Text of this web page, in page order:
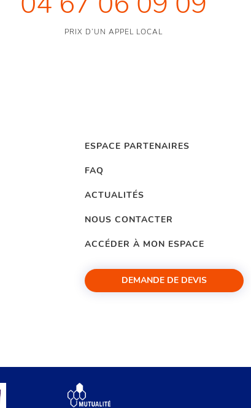
PRIX D’UN APPEL LOCAL
ESPACE PARTENAIRES
FAQ
ACTUALITÉS
NOUS CONTACTER
ACCÉDER À MON ESPACE
DEMANDE DE DEVIS